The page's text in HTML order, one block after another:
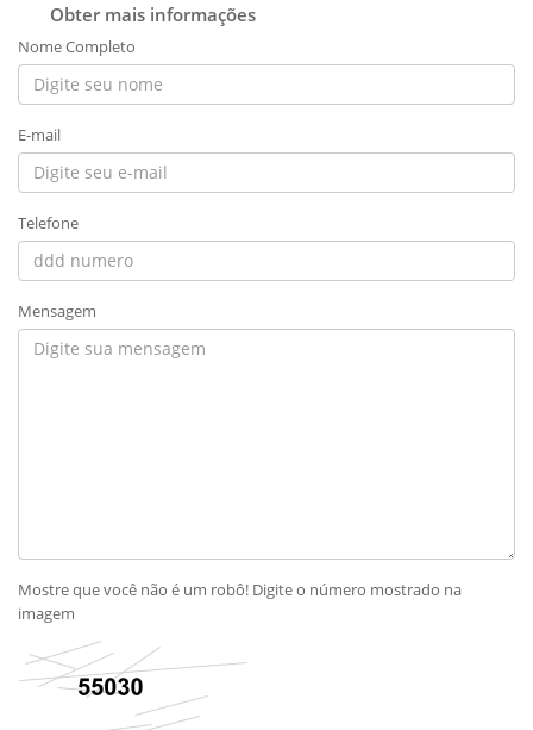
Obter mais informações
Nome Completo
E-mail
Telefone
Mensagem
Mostre que você não é um robô! Digite o número mostrado na
imagem